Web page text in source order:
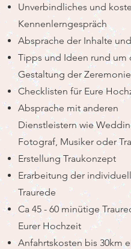
Unverbindliches und
Kennenlerngespräch
Absprache der Inhalte
Tipps und Ideen rund um
Gestaltung der Zeremonie
Checklisten für Eure
Absprache mit anderen
Dienstleistern wie
Fotograf, Musiker oder
Erstellung Traukonzept
Erarbeitung der
Traurede
Ca 45 - 60 minütige
Eurer Hochzeit
Anfahrtskosten bis 30km